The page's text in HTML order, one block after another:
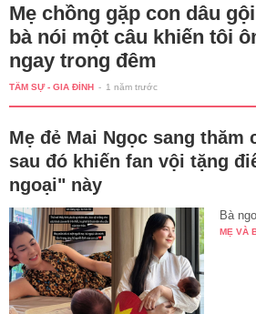
Mẹ chồng gặp con dâu
bà nói một câu khiến tôi
ngay trong đêm
TÂM SỰ - GIA ĐÌNH - 1 năm trước
Mẹ đẻ Mai Ngọc sang thăm
sau đó khiến fan vội tặng
ngoại" này
Bà
MẸ VÀ